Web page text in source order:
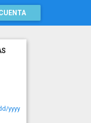
yyyy